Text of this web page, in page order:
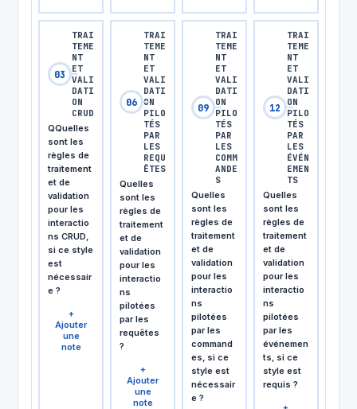
03
TRAI
TEME
NT
ET
VALI
DATI
ON
CRUD
QQuelles
sont les
règles de
traitement
et de
validation
pour les
interactio
ns CRUD,
si ce style
est
nécessair
e ?
+
Ajouter
une
note
06
TRAI
TEME
NT
ET
VALI
DATI
ON
PILO
TÉS
PAR
LES
REQU
ÊTES
Quelles
sont les
règles de
traitement
et de
validation
pour les
interactio
ns
pilotées
par les
requêtes
?
+
Ajouter
une
note
09
TRAI
TEME
NT
ET
VALI
DATI
ON
PILO
TÉS
PAR
LES
COMM
ANDE
S
Quelles
sont les
règles de
traitement
et de
validation
pour les
interactio
ns
pilotées
par les
command
es, si ce
style est
nécessair
e ?
12
TRAI
TEME
NT
ET
VALI
DATI
ON
PILO
TÉS
PAR
LES
ÉVÉN
EMEN
TS
Quelles
sont les
règles de
traitement
et de
validation
pour les
interactio
ns
pilotées
par les
événemen
ts, si ce
style est
requis ?